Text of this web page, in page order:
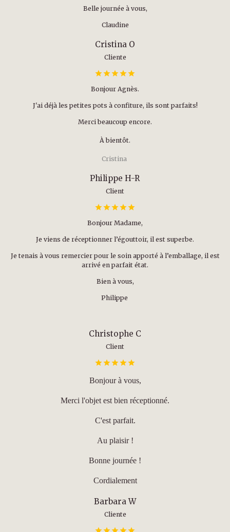
Belle journée à vous,
Claudine
Cristina O
Cliente
Bonjour Agnès.
J'ai déjà les petites pots à confiture, ils sont parfaits!
Merci beaucoup encore.
À bientôt.
Cristina
Philippe H-R
Client
Bonjour Madame,
Je viens de réceptionner l’égouttoir, il est superbe.
Je tenais à vous remercier pour le soin apporté à l’emballage, il est
arrivé en parfait état.
Bien à vous,
Philippe
Christophe C
Client
Bonjour à vous,
Merci l'objet est bien réceptionné.
C'est parfait.
Au plaisir !
Bonne journée !
Cordialement
Barbara W
Cliente